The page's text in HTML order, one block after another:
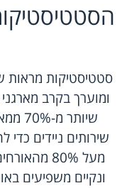
סטטיסטיקות מראות
ומוערך בקרב
שירותים ניידים
מעל 80%
ונקיים משפיעים